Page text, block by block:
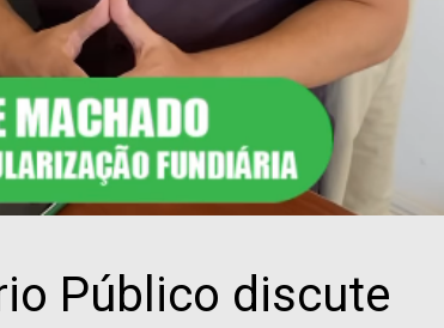
Público discute